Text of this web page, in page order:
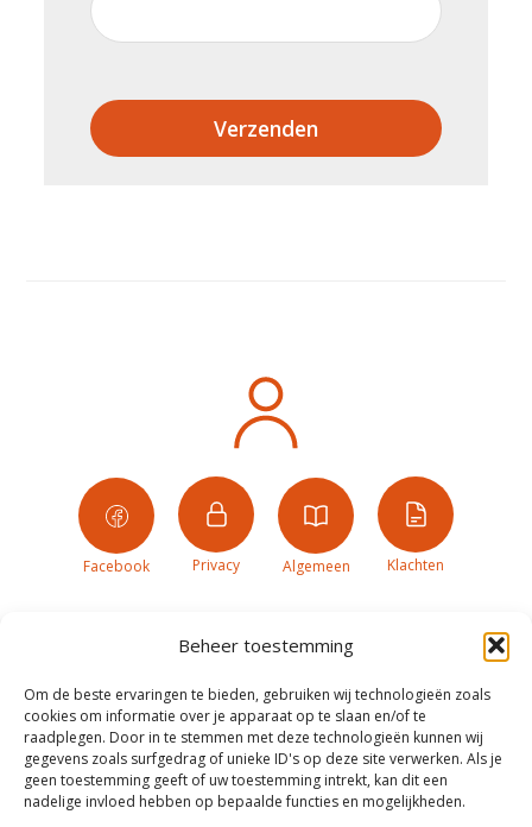
Beheer toestemming
Om de beste ervaringen te bieden, gebruiken wij technologieën zoals
cookies om informatie over je apparaat op te slaan en/of te
raadplegen. Door in te stemmen met deze technologieën kunnen wij
gegevens zoals surfgedrag of unieke ID's op deze site verwerken. Als je
geen toestemming geeft of uw toestemming intrekt, kan dit een
nadelige invloed hebben op bepaalde functies en mogelijkheden.
Verzenden
Facebook Privacy Algemeen Klachten